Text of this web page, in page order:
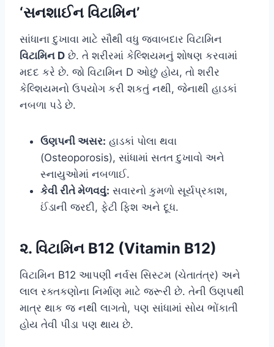
‘સનશાઈન વિટામિન’
સાંધાના દુખાવા માટે સૌથી વધુ જવાબદાર વિટામિન
વિટામિન D છે. તે શરીરમાં કેલ્શિયમનું શોષણ કરવામાં
મદદ કરે છે. જો વિટામિન D ઓછું હોય, તો શરીર
કેલ્શિયમનો ઉપયોગ કરી શકતું નથી, જેનાથી હાડકાં
નબળા પડે છે.
ઉણપની અસર: હાડકાં પોલા થવા
(Osteoporosis), સાંધામાં સતત દુખાવો અને
સ્નાયુઓમાં નબળાઈ.
કેવી રીતે મેળવવું: સવારનો કુમળો સૂર્યપ્રકાશ,
ઈંડાની જરદી, ફેટી ફિશ અને દૂધ.
૨. વિટામિન B12 (Vitamin B12)
વિટામિન B12 આપણી નર્વસ સિસ્ટમ (ચેતાતંત્ર) અને
લાલ રક્તકણોના નિર્માણ માટે જરૂરી છે. તેની ઉણપથી
માત્ર થાક જ નથી લાગતો, પણ સાંધામાં સોય ભોંકાતી
હોય તેવી પીડા પણ થાય છે.